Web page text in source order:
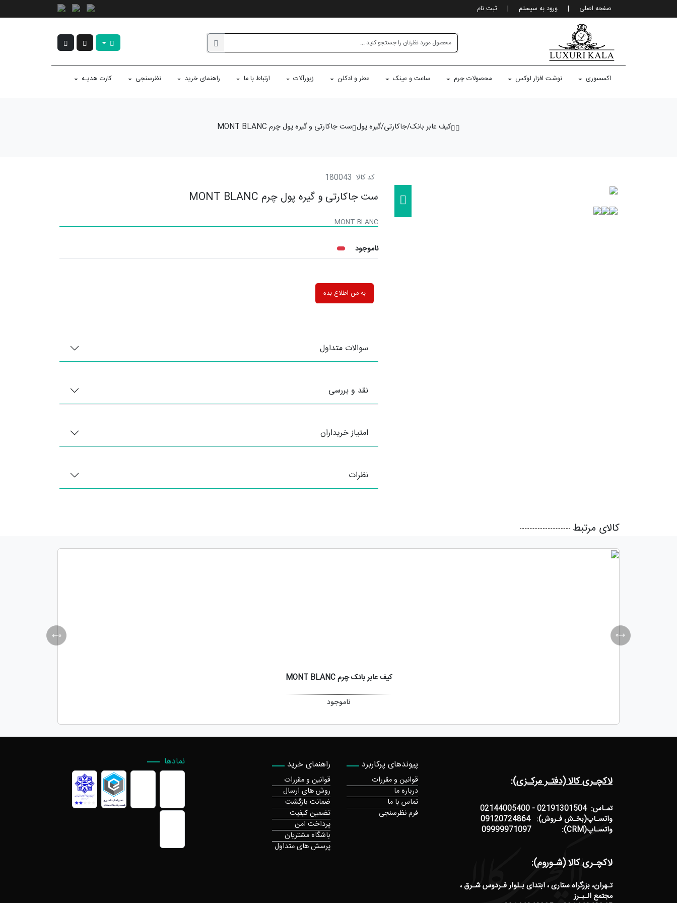
صفحه اصلی | ورود به سيستم | ثبت نام
اکسسوری نوشت افزار لوکس محصولات چرم ساعت و عینک عطر و ادکلن زیورآلات ارتباط با ما راهنمای خرید نظرسنجی کارت هدیـه
کیف عابر بانک/جاکارتی/گیره پول ست جاکارتی و گیره پول چرم MONT BLANC
کد کالا 180043
ست جاکارتی و گیره پول چرم MONT BLANC
MONT BLANC
ناموجود
به من اطلاع بده
سوالات متداول
نقد و بررسی
امتیاز خریداران
نظرات
کالای مرتبط
کیف عابر بانک چرم MONT BLANC
ناموجود
لاکچـری کالا (دفتـر مرکـزی):
تمـاس: 02191301504 - 02144005400
واتسـاپ(بخـش فـروش): 09120724864
واتسـاپ(CRM): 09999971097
لاکچـری کالا (شـوروم):
تـهران، بزرگراه ستاری ، ابتدای بـلوار فـردوس شـرق ،
مجتمع الـبـرز
پیوندهای پرکاربرد
قوانین و مقررات
درباره ما
تماس با ما
فرم نظرسنجی
راهنمای خرید
قوانین و مقررات
روش های ارسال
ضمانت بازگشت
تضمین کیفیت
پرداخت امن
باشگاه مشتریان
پرسش های متداول
نمادها